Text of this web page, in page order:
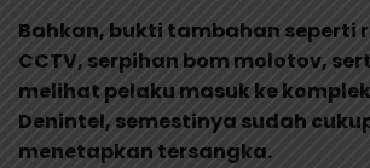
Bahkan, bukti tambahan seperti
CCTV, serpihan bom molotov,
melihat pelaku masuk ke
Denintel, semestinya sudah
menetapkan tersangka.